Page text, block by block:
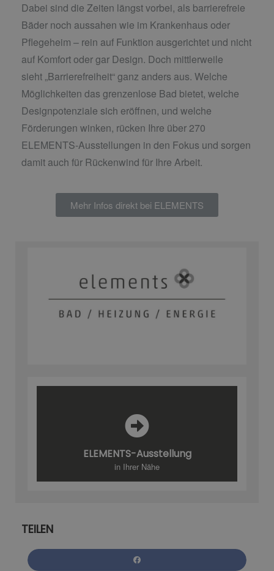
Dabei sind die Zeiten längst vorbei, als barrierefreie
Bäder noch aussahen wie im Krankenhaus oder
Pflegeheim – rein auf Funktion ausgerichtet und nicht
auf Komfort oder gar Design. Doch mittlerweile
sieht „Barrierefreiheit“ ganz anders aus. Welche
Möglichkeiten das grenzenlose Bad bietet, welche
Designpotenziale sich eröffnen, und welche
Förderungen winken, rücken Ihre über 270
ELEMENTS-Ausstellungen in den Fokus und sorgen
damit auch für Rückenwind für Ihre Arbeit.
Mehr Infos direkt bei ELEMENTS
ELEMENTS-Ausstellung
in Ihrer Nähe
TEILEN